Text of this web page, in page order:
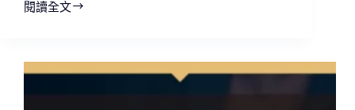
閱讀全文
9/30
分
析，
佈